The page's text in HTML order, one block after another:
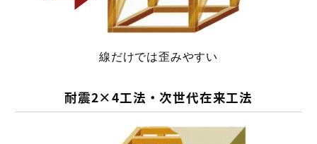
線だけでは歪みやすい
耐震2×4工法・次世代在来工法